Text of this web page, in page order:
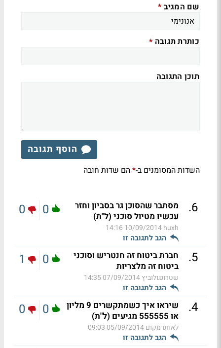
שם המגיב *
כותרת תגובה *
תוכן התגובה
הוסף תגובה
השדות המסומנים ב-*הם שדות חובה
6
.
מסתבר שהסוכן גר בסביון וחזר
עכשיו מטיול סוכני (ל"ת)
huxh
10/09/2014 14:16
הגב לתגובה זו
0
0
5
.
חברת ביטוח זה חנטריש וסוכני
ביטוח זה מלצריות
שטרונגולוביץ07/09/2014 14:35
הגב לתגובה זו
0
1
4
.
שיראו איך כשמתקשרים 9 מליון
או 555555 מגיעים (ל"ת)
לאותו מקום05/09/2014 09:03
הגב לתגובה זו
0
0